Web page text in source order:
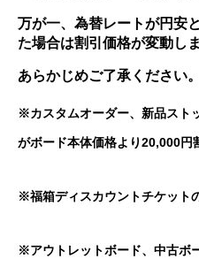
万が一、為替レートが円安
た場合は割引価格が変動しま
あらかじめご了承ください。
※カスタムオーダー、新品スト
がボード本体価格より20,000円
※福箱ディスカウントチケット
※アウトレットボード、中古ボ